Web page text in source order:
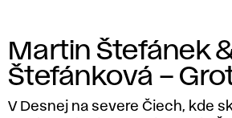
Martin Štefánek
Štefánková –
V Desnej na severe Čiech, kde